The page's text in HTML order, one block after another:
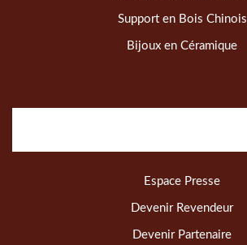
Support en Bois Chinois
Bijoux en Céramique
Espace Presse
Devenir Revendeur
Devenir Partenaire